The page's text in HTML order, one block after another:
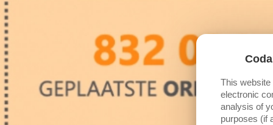
This
electronic
analysis of
purposes (if